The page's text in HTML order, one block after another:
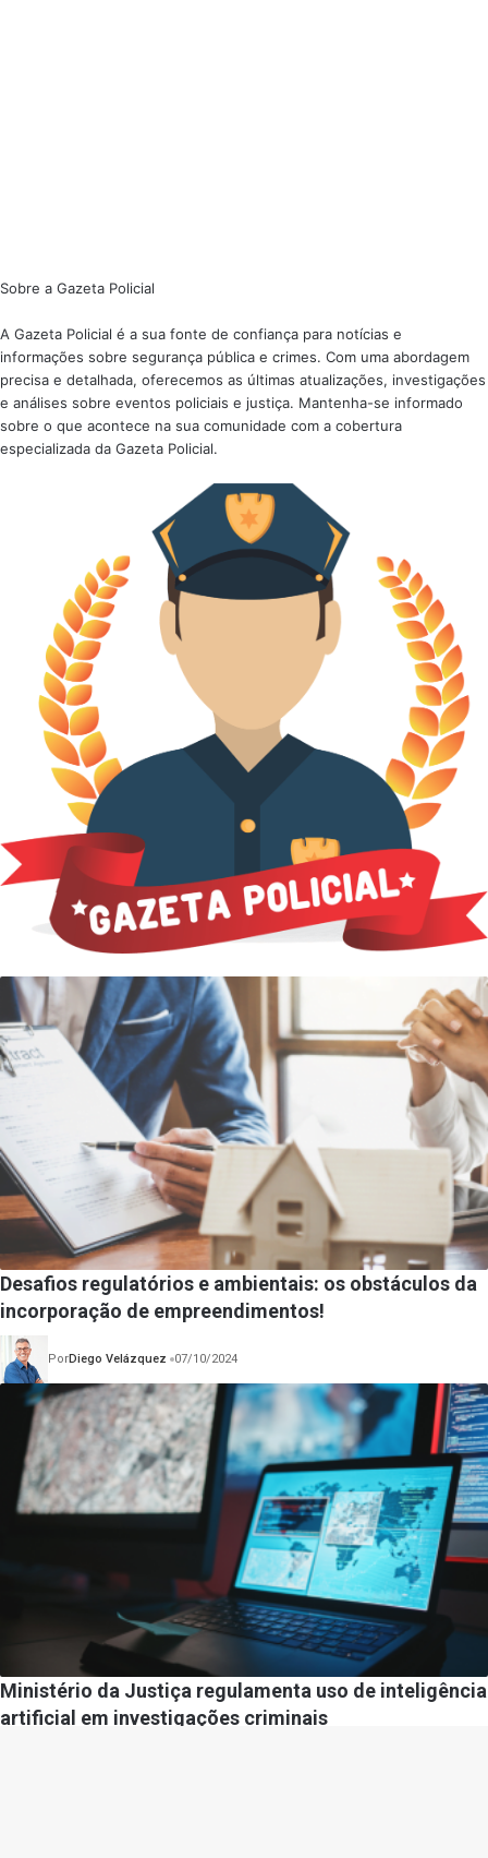
Sobre a Gazeta Policial
A Gazeta Policial é a sua fonte de confiança para notícias e
informações sobre segurança pública e crimes. Com uma abordagem
precisa e detalhada, oferecemos as últimas atualizações, investigações
e análises sobre eventos policiais e justiça. Mantenha-se informado
sobre o que acontece na sua comunidade com a cobertura
especializada da Gazeta Policial.
Desafios regulatórios e ambientais: os obstáculos da
incorporação de empreendimentos!
PorDiego Velázquez 07/10/2024
Ministério da Justiça regulamenta uso de inteligência
artificial em investigações criminais